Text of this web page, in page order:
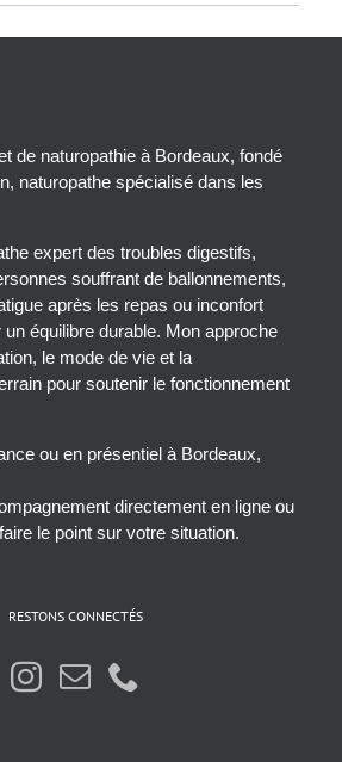
de naturopathie à Bordeaux, fondé
naturopathe spécialisé dans les
expert des troubles digestifs,
souffrant de ballonnements,
après les repas ou inconfort
équilibre durable. Mon approche
le mode de vie et la
pour soutenir le fonctionnement
ou en présentiel à Bordeaux,
directement en ligne ou
le point sur votre situation.
RESTONS CONNECTÉS